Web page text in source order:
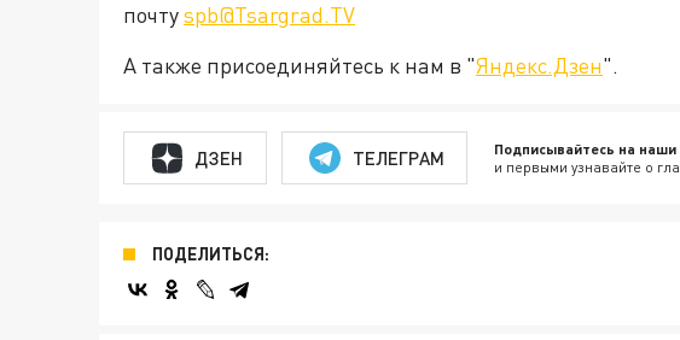
почтуspb@Tsargrad.TV
А также присоединяйтесь к нам в "Яндекс.Дзен".
ДЗЕН ТЕЛЕГРАМ Подписывайтесь на наши
и первыми узнавайте о
ПОДЕЛИТЬСЯ: